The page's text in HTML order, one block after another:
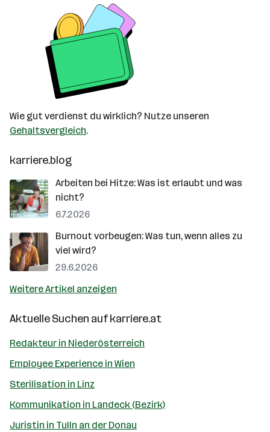
Wie gut verdienst du wirklich? Nutze unseren
Gehaltsvergleich.
karriere.blog
Arbeiten bei Hitze: Was ist erlaubt und was
nicht?
6.7.2026
Burnout vorbeugen: Was tun, wenn alles zu
viel wird?
29.6.2026
Weitere Artikel anzeigen
Aktuelle Suchen aufkarriere.at
Redakteur in Niederösterreich
Employee Experience in Wien
Sterilisation in Linz
Kommunikation in Landeck (Bezirk)
Juristin in Tulln an der Donau